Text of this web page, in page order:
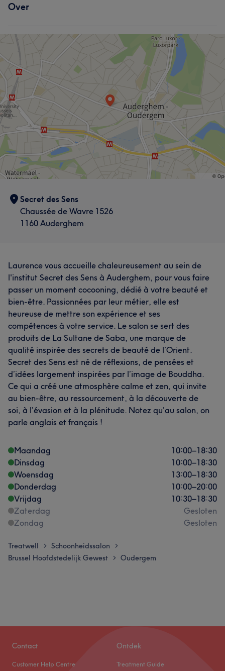
Over
Secret des Sens
Chaussée de Wavre 1526
1160 Auderghem
Laurence vous accueille chaleureusement au sein de
l'institut Secret des Sens à Auderghem, pour vous faire
passer un moment cocooning, dédié à votre beauté et
bien-être. Passionnées par leur métier, elle est
heureuse de mettre son expérience et ses
compétences à votre service. Le salon se sert des
produits de La Sultane de Saba, une marque de
qualité inspirée des secrets de beauté de l’Orient.
Secret des Sens est né de réflexions, de pensées et
d’idées largement inspirées par l’image de Bouddha.
Ce qui a créé une atmosphère calme et zen, qui invite
au bien-être, au ressourcement, à la découverte de
soi, à l’évasion et à la plénitude. Notez qu'au salon, on
parle anglais et français !
Maandag 10:00–18:30
Dinsdag
10:00–18:30
Woensdag
13:00–18:30
Donderdag
10:00–20:00
Vrijdag
10:30–18:30
Zaterdag
Gesloten
Zondag
Gesloten
Treatwell > Schoonheidssalon >
Brussel Hoofdstedelijk Gewest > Oudergem
Contact
Customer Help Centre
Ontdek
Treatment Guide